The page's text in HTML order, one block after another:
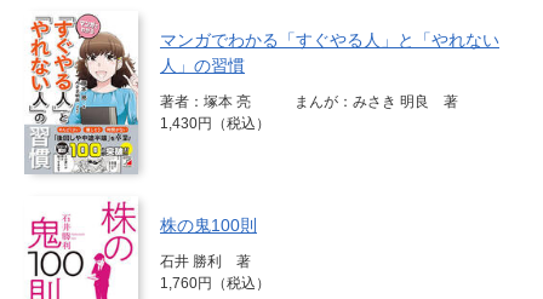
マンガでわかる「すぐやる人」と「やれない
人」の習慣
著者：塚本 亮 まんが：みさき 明良 著
1,430円（税込）
株の鬼100則
石井 勝利 著
1,760円（税込）